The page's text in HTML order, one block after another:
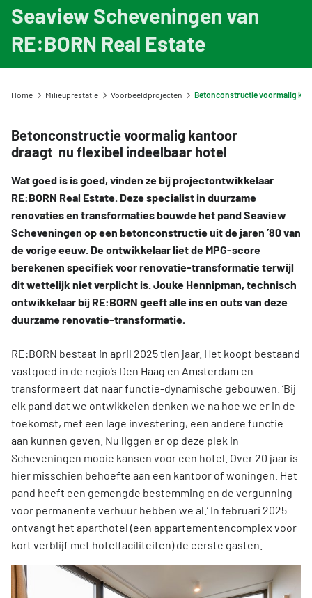
Voorbeeldprojecten
Gebruik van NMD-data
Uitgelicht CAT1 milieuverklaring
Informatie voor producenten en fabrikanten
Vind een erkende LCA-toetser of opsteller
Niet-Nederlandse LCA's en EPD's in de NMD
Veelgestelde vragen over milieudata & LCA's
Overzicht opleidingen en trainingen
Veelgestelde vragen NMD Academy
Nieuw bij de NMD? Zo werkt het stelsel
Contact
Ons team
Organisatie
Feedback
Vacatures
NMD Events
Persinformatie Nationale Milieudatabase
Stel een vraag
Downloads
Zoeken
Seaview Scheveningen van
RE:BORN Real Estate
Home Milieuprestatie Voorbeeldprojecten
Betonconstructie voormalig kantoor
draagt nu flexibel indeelbaar hotel
Wat goed is is goed, vinden ze bij projectontwikkelaar
RE:BORN Real Estate. Deze specialist in duurzame
renovaties en transformaties bouwde het pand Seaview
Scheveningen op een betonconstructie uit de jaren ’80 van
de vorige eeuw. De ontwikkelaar liet de MPG-score
berekenen specifiek voor renovatie-transformatie terwijl
dit wettelijk niet verplicht is. Jouke Hennipman, technisch
ontwikkelaar bij RE:BORN geeft alle ins en outs van deze
duurzame renovatie-transformatie.
RE:BORN bestaat in april 2025 tien jaar. Het koopt bestaand
vastgoed in de regio’s Den Haag en Amsterdam en
transformeert dat naar functie-dynamische gebouwen. ‘Bij
elk pand dat we ontwikkelen denken we na hoe we er in de
toekomst, met een lage investering, een andere functie
aan kunnen geven. Nu liggen er op deze plek in
Scheveningen mooie kansen voor een hotel. Over 20 jaar is
hier misschien behoefte aan een kantoor of woningen. Het
pand heeft een gemengde bestemming en de vergunning
voor permanente verhuur hebben we al.’ In februari 2025
ontvangt het aparthotel (een appartementencomplex voor
kort verblijf met hotelfaciliteiten) de eerste gasten.